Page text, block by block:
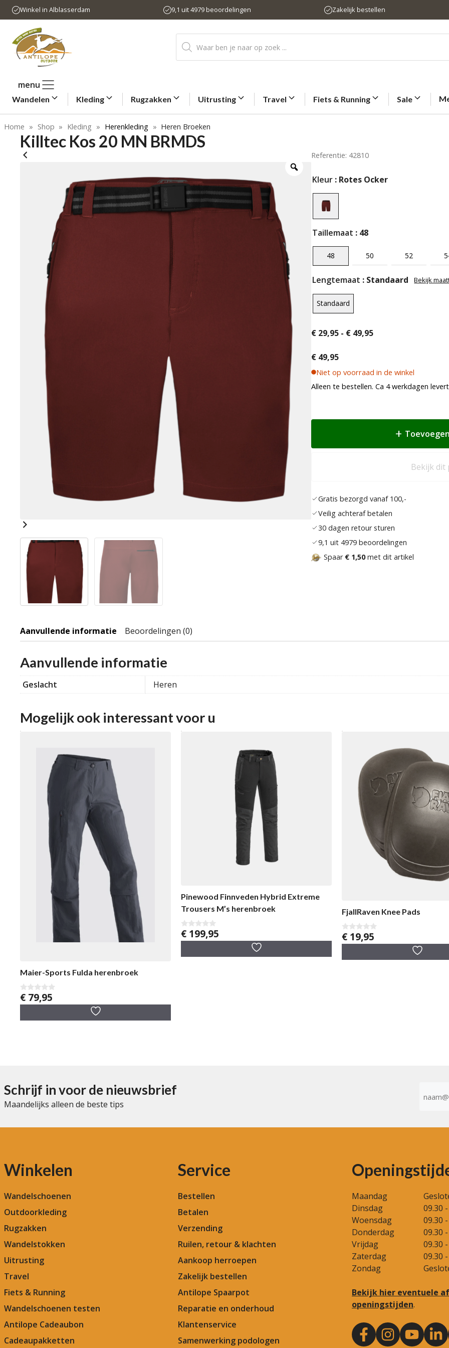
naar
inhoud
Winkel in Alblasserdam 9,1 uit 4979 beoordelingen Zakelijk bestellen
Producten
zoeken
menu
Wandelen Kleding Rugzakken Uitrusting Travel Fiets & Running Sale
Home » Shop » Kleding » Herenkleding » Heren Broeken
Killtec Kos 20 MN BRMDS
Referentie: 42810
Kleur : Rotes Ocker
Taillemaat : 48
48 50 52
Lengtemaat : Standaard Bekijk
Standaard
€ 29,95 - € 49,95Prijsklasse:
€ 49,95
€ 49,95
Niet op voorraad in de winkel
Alleen te bestellen. Ca 4 werkdagen
Bekijk dit
Gratis bezorgd vanaf 100,-
Veilig achteraf betalen
30 dagen retour sturen
9,1 uit 4979 beoordelingen
Spaar € 1,50met dit artikel
Aanvullende informatie Beoordelingen (0)
Aanvullende informatie
Geslacht Heren
Mogelijk ook interessant voor u
Maier-Sports Fulda herenbroek
0
v
5
€ 79,95
Pinewood Finnveden Hybrid Extreme
Trousers M’s herenbroek
0
v
5
€ 199,95
FjallRaven Knee Pads
0
v
5
€ 19,95
Schrijf in voor de nieuwsbrief
Maandelijks alleen de beste tips
Winkelen
Wandelschoenen
Outdoorkleding
Rugzakken
Wandelstokken
Uitrusting
Travel
Fiets & Running
Wandelschoenen testen
Antilope Cadeaubon
Cadeaupakketten
Service
Bestellen
Betalen
Verzending
Ruilen, retour & klachten
Aankoop herroepen
Zakelijk bestellen
Antilope Spaarpot
Reparatie en onderhoud
Klantenservice
Samenwerking podologen
Maandag
Dinsdag
09.30
Woensdag
09.30
Donderdag
09.30
Vrijdag
09.30
Zaterdag
09.30
Zondag
Bekijk hier eventuele
openingstijden.